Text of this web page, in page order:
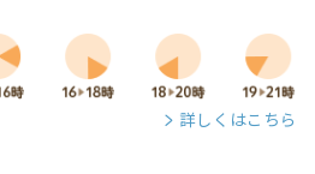
詳しくはこちら